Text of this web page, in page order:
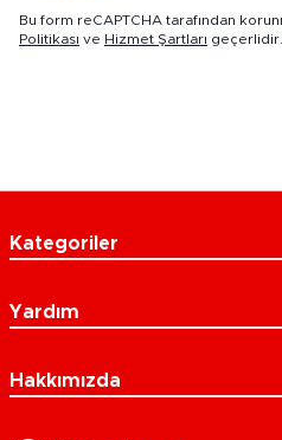
Bu form reCAPTCHA tarafından
Politikası ve Hizmet Şartları geçerlidir.
Kategoriler
Yardım
Hakkımızda